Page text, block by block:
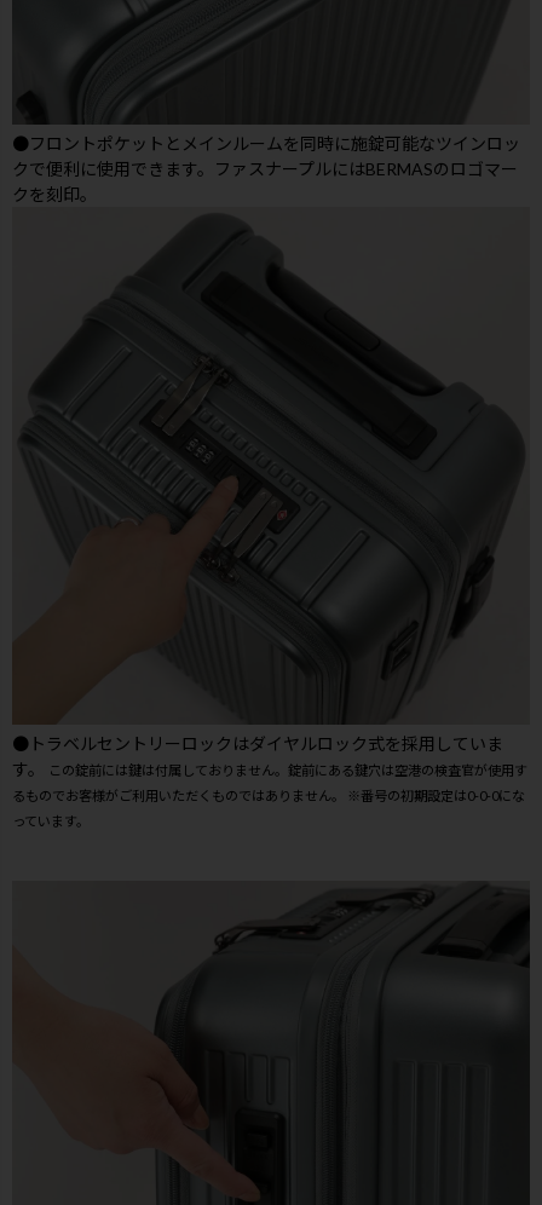
●フロントポケットとメインルームを同時に施錠可能なツインロッ
クで便利に使用できます。ファスナープルにはBERMASのロゴマー
クを刻印。
●トラベルセントリーロックはダイヤルロック式を採用していま
す。
この錠前には鍵は付属しておりません。錠前にある鍵穴は空港の検査官が使用す
るものでお客様がご利用いただくものではありません。 ※番号の初期設定は0-0-0にな
っています。